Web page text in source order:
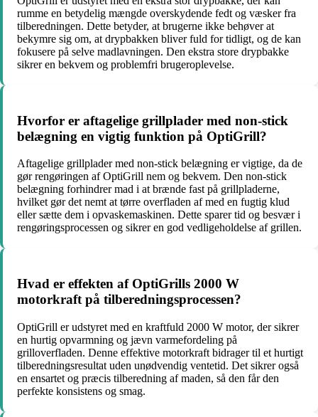
rumme en betydelig mængde overskydende fedt og væsker fra
tilberedningen. Dette betyder, at brugerne ikke behøver at
bekymre sig om, at drypbakken bliver fuld for tidligt, og de kan
fokusere på selve madlavningen. Den ekstra store drypbakke
sikrer en bekvem og problemfri brugeroplevelse.
Hvorfor er aftagelige grillplader med non-stick
belægning en vigtig funktion på OptiGrill?
Aftagelige grillplader med non-stick belægning er vigtige, da de
gør rengøringen af OptiGrill nem og bekvem. Den non-stick
belægning forhindrer mad i at brænde fast på grillpladerne,
hvilket gør det nemt at tørre overfladen af med en fugtig klud
eller sætte dem i opvaskemaskinen. Dette sparer tid og besvær i
rengøringsprocessen og sikrer en god vedligeholdelse af grillen.
Hvad er effekten af OptiGrills 2000 W
motorkraft på tilberedningsprocessen?
OptiGrill er udstyret med en kraftfuld 2000 W motor, der sikrer
en hurtig opvarmning og jævn varmefordeling på
grilloverfladen. Denne effektive motorkraft bidrager til et hurtigt
tilberedningsresultat uden unødvendig ventetid. Det sikrer også
en ensartet og præcis tilberedning af maden, så den får den
perfekte konsistens og smag.